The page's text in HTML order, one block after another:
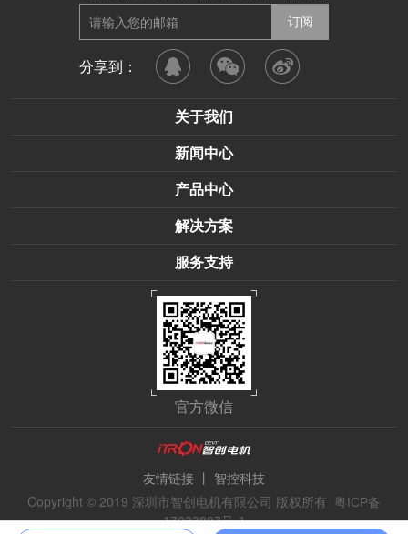
分享到：
关于我们
新闻中心
产品中心
解决方案
服务支持
官方微信
友情链接 丨 智控科技
Copyright © 2019 深圳市智创电机有限公司 版权所有
粤ICP备
17023887号-1